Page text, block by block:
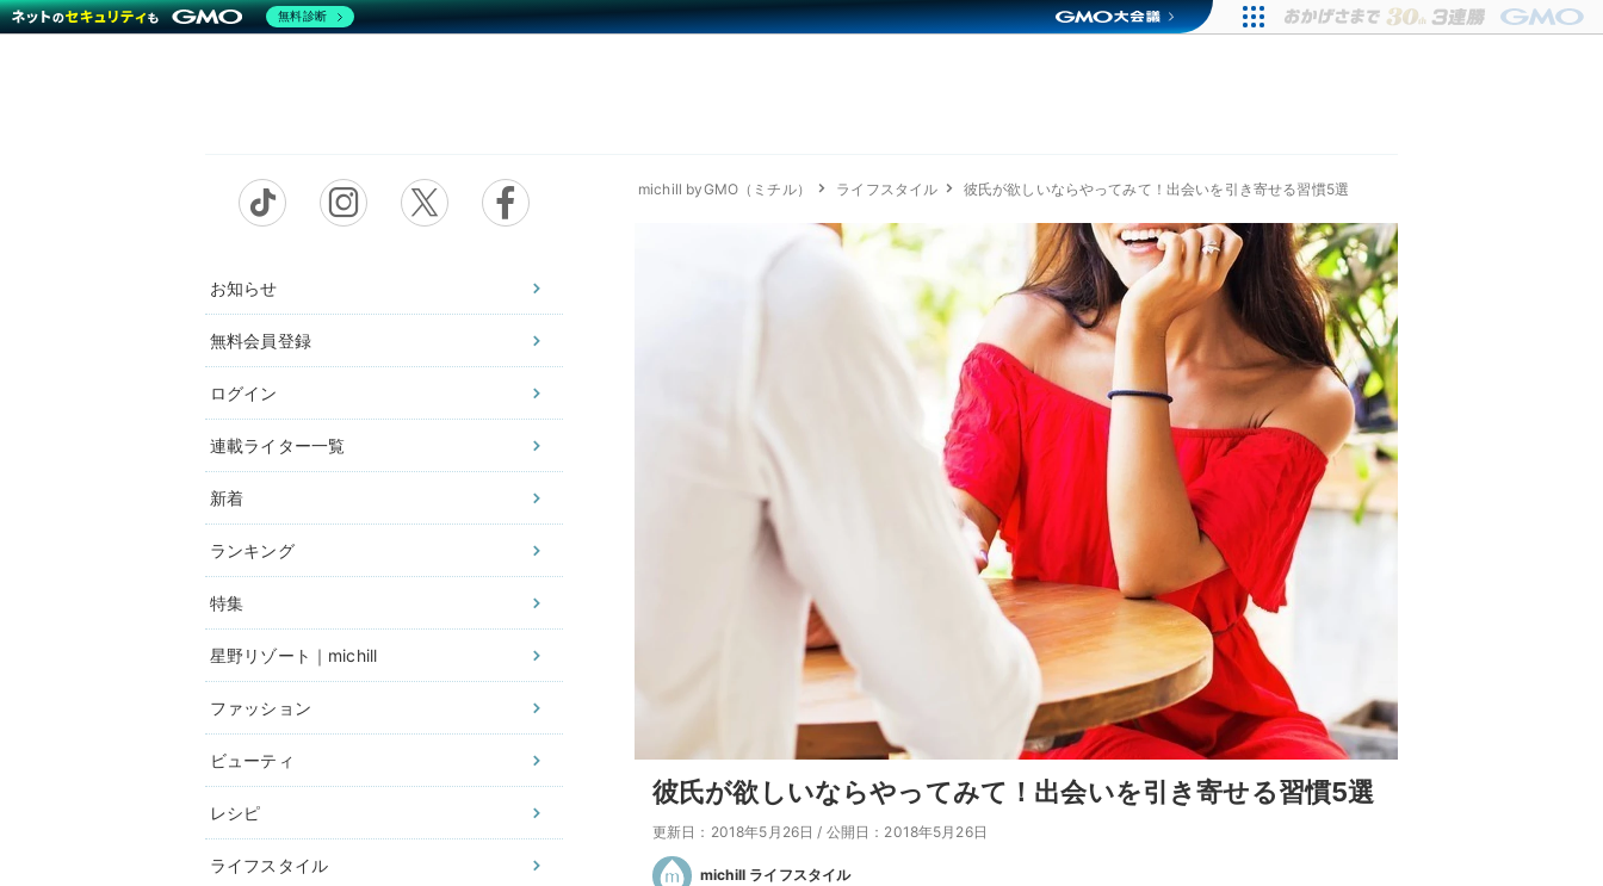
お知らせ
無料会員登録
ログイン
連載ライター一覧
新着
ランキング
特集
星野リゾート｜michill
ファッション
ビューティ
レシピ
ライフスタイル
michill byGMO（ミチル） ライフスタイル 彼氏が欲しいならやってみて！出会いを引き寄せる習慣5選
彼氏が欲しいならやってみて！出会いを引き寄せる習慣5選
更新日：2018年5月26日 / 公開日：2018年5月26日
michill ライフスタイル
無料診断